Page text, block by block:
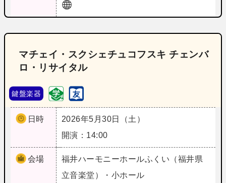
マチェイ・スクシェチュコフスキ チェンバ
ロ・リサイタル
鍵盤楽器
日時
2026年5月30日（土）
開演：14:00
会場 福井ハーモニーホールふくい（福井県
立音楽堂）・小ホール